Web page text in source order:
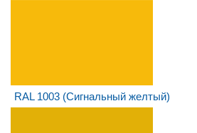
RAL 1003 (Сигнальный желтый)